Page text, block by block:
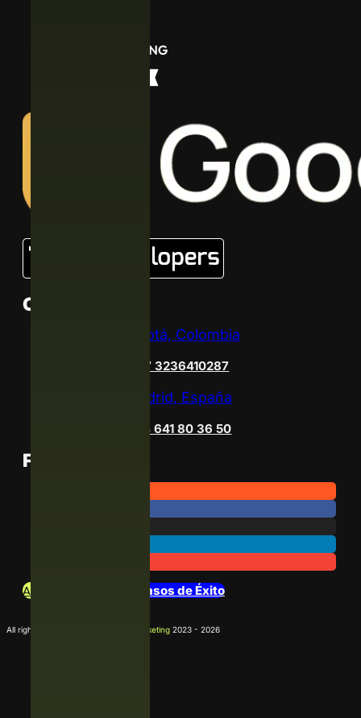
Contacto
Bogotá, Colombia
+57 3236410287
Madrid, España
+34 641 80 36 50
Follow Us
Archivo de Noticias Casos de Éxito
All rights reserved La Agencia D Marketing 2023 - 2026